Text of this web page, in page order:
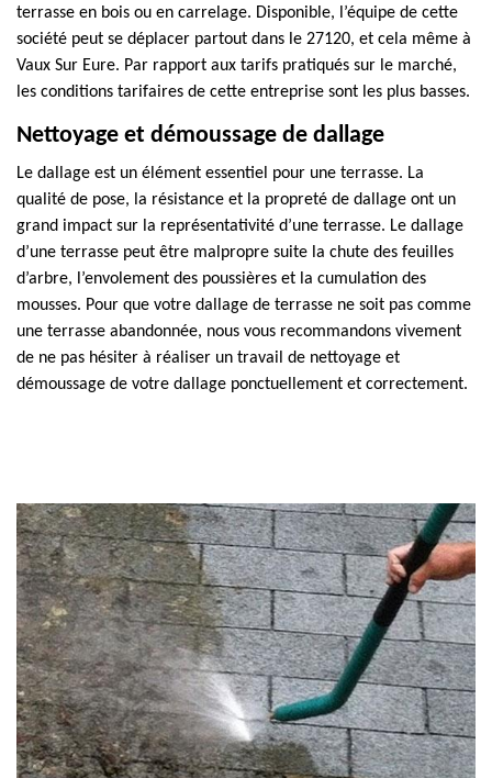
terrasse en bois ou en carrelage. Disponible, l’équipe de cette
société peut se déplacer partout dans le 27120, et cela même à
Vaux Sur Eure. Par rapport aux tarifs pratiqués sur le marché,
les conditions tarifaires de cette entreprise sont les plus basses.
Nettoyage et démoussage de dallage
Le dallage est un élément essentiel pour une terrasse. La
qualité de pose, la résistance et la propreté de dallage ont un
grand impact sur la représentativité d’une terrasse. Le dallage
d’une terrasse peut être malpropre suite la chute des feuilles
d’arbre, l’envolement des poussières et la cumulation des
mousses. Pour que votre dallage de terrasse ne soit pas comme
une terrasse abandonnée, nous vous recommandons vivement
de ne pas hésiter à réaliser un travail de nettoyage et
démoussage de votre dallage ponctuellement et correctement.